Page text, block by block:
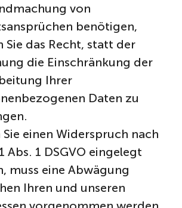
von
benötigen,
Sie das Recht, statt der
die Einschränkung der
Ihrer
Daten zu
Sie einen Widerspruch nach
Abs. 1 DSGVO eingelegt
muss eine Abwägung
Ihren und unseren